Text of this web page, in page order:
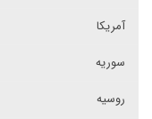
آمریکا
سوریه
روسیه